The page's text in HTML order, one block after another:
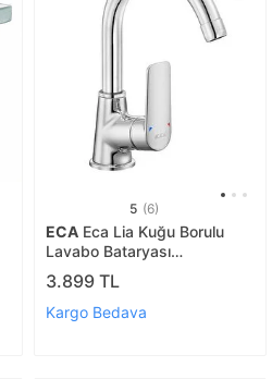
5 (6)
ECA Eca Lia Kuğu Borulu
Lavabo Bataryası
102188887
3.899 TL
Kargo Bedava